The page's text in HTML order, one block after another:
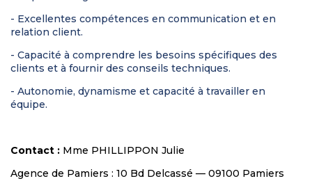
- Excellentes compétences en communication et en
relation client.
- Capacité à comprendre les besoins spécifiques des
clients et à fournir des conseils techniques.
- Autonomie, dynamisme et capacité à travailler en
équipe.
Contact : Mme PHILLIPPON Julie
Agence de Pamiers : 10 Bd Delcassé — 09100 Pamiers